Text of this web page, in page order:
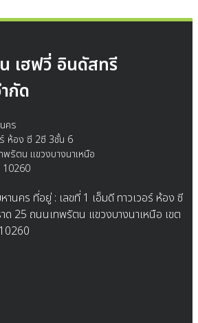
เฮฟวี่ อินดัสทรี
กัด
คร
ห้อง ซี 2ซี 3ชั้น 6
รัตน แขวงบางนาเหนือ
10260
นคร ที่อยู่ : เลขที่ 1 เอ็มดี ทาวเวอร์ ห้อง ซี
ด 25 ถนนเทพรัตน แขวงบางนาเหนือ เขต